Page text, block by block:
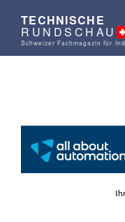
TECHNISCHE
RUNDSCHAU
Schweizer Fachmagazin für